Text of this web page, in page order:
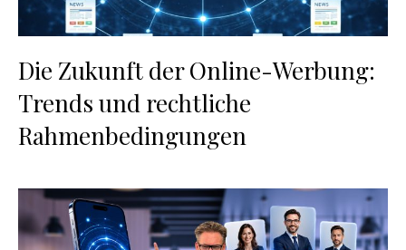
Die Zukunft der Online-Werbung:
Trends und rechtliche
Rahmenbedingungen